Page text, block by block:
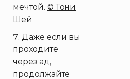
мечтой. © Тони
Шей
Даже если вы
проходите
через ад,
продолжайте